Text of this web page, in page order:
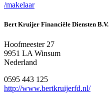
/makelaar
Bert Kruijer Financiële Diensten B.V.
Hoofmeester 27
9951 LA Winsum
Nederland
0595 443 125
http://www.bertkruijerfd.nl/